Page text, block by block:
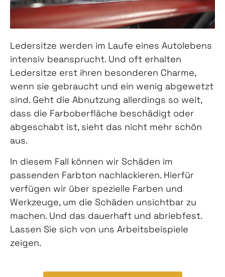
Ledersitze werden im Laufe eines Autolebens
intensiv beansprucht. Und oft erhalten
Ledersitze erst ihren besonderen Charme,
wenn sie gebraucht und ein wenig abgewetzt
sind. Geht die Abnutzung allerdings so weit,
dass die Farboberfläche beschädigt oder
abgeschabt ist, sieht das nicht mehr schön
aus.
In diesem Fall können wir Schäden im
passenden Farbton nachlackieren. Hierfür
verfügen wir über spezielle Farben und
Werkzeuge, um die Schäden unsichtbar zu
machen. Und das dauerhaft und abriebfest.
Lassen Sie sich von uns Arbeitsbeispiele
zeigen.